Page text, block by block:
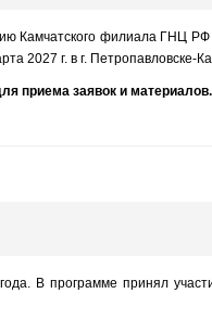
Камчатского филиала
г. в г. Петропавловске-
приема заявок и материалов.
В программе принял